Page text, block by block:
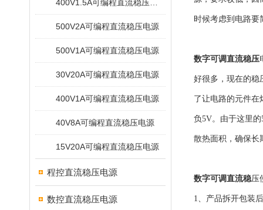
500V2A可编程直流稳压电源
500V1A可编程直流稳压电源
30V20A可编程直流稳压电源
400V1A可编程直流稳压电源
40V8A可编程直流稳压电源
15V20A可编程直流稳压电源
程控直流稳压电源
数控直流稳压电源
时候考虑到电路要
数字可调直流稳压
好很多，现在的稳
了让电路的元件在
负5V。由于这里
散热面积，确保长
数字可调直流稳压
1、产品拆开包装